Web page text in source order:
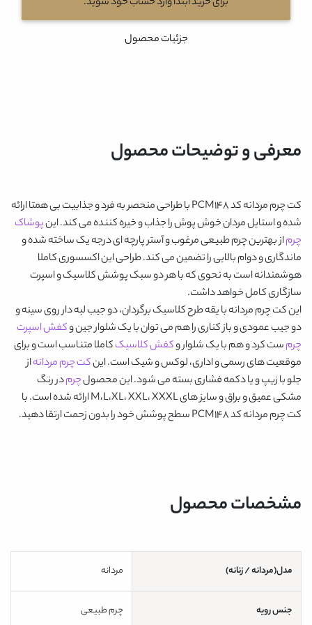
جزئیات محصول
معرفی و توضیحات محصول
کت چرم مردانه کد PCM148
با طراحی منحصر به فرد و جذابیت بی همتا ارائه
شده و استایل مردان خوش پوش را جذاب و خیره کننده می کند. اینپوشاک
چرماز بهترین چرم طبیعی مرغوب و آستر پارچه ای درجه یک ساخته شده و
ماندگاری و دوام بالایی را تضمین می کند. طراحی این اکسسوری کاملا
هوشمندانه است به نحوی که با هر دو سبک پوشش کلاسیک و اسپرت
سازگاری کامل خواهد داشت.
این کت چرم مردانه با یقه طرح کلاسیک برگردان، دو جیب لبه دار روی سینه و
دو جیب عمودی و باز کناری را هم می توان با یک شلوار جین وکفش اسپرت
چرمست کرد و هم با یک شلوار وکفش کلاسیککاملا متناسب است و برای
موقعیت های رسمی و اداری، لوکس و شیک است. اینکت چرم مردانهاز
جلو با زیپ و یا دکمه فشاری بسته می شود. این محصولچرمدر رنگ
مشکی عمیق و براق و سایز های M،L،XL، XXL، XXXL ارائه شده است. با
کت چرم مردانه کد PCM148
سطح پوشش خود را بدون زحمت ارتقا دهید.
مشخصات محصول
مدل(مردانه / زنانه) مردانه
جنس رویه چرم طبیعی